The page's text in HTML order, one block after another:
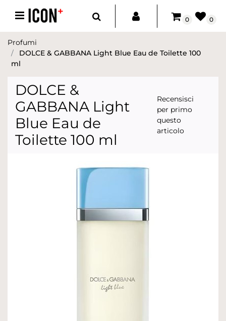
Open menu
0 0
Profumi
DOLCE & GABBANA Light Blue Eau de Toilette 100
ml
DOLCE &
GABBANA Light
Blue Eau de
Toilette 100 ml
Recensisci
per primo
questo
articolo